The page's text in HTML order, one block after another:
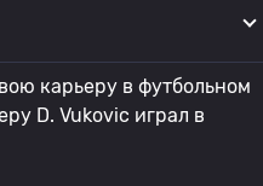
карьеру в футбольном
D. Vukovic играл в